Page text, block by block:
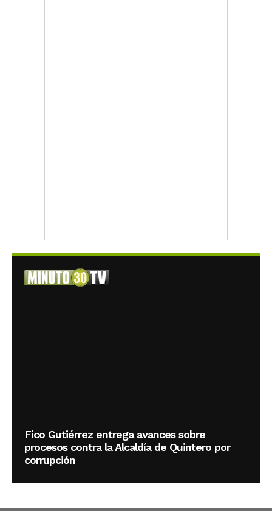
Fico Gutiérrez entrega avances sobre
procesos contra la Alcaldía de Quintero por
corrupción